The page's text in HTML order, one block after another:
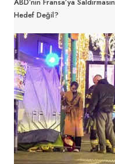
Hedef Değil?